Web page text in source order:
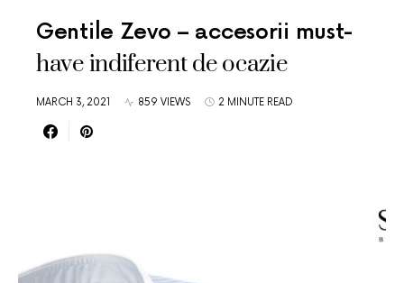
Gentile Zevo – accesorii must-
have indiferent de ocazie
MARCH 3, 2021 859 VIEWS 2 MINUTE READ